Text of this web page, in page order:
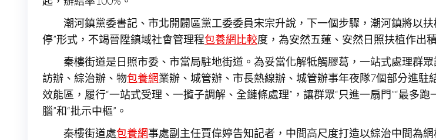
潮河鎮黨委書記、市北開闢區黨工委委員宋宗升說，下一個步驟，潮河鎮將以
停”形式，不竭晉陞鎮域社會管理程包養網比較度，為安然五蓮、安然日照扶植作出
秦樓街道是日照市委、市當局駐地街道。為妥當化解牴觸膠葛，一站式處理群
訪辦、綜治辦、物包養網業辦、城管辦、市長熱線辦、城管辦事年夜隊7個部分進
效能區，履行“一站式受理、一攬子調解、全鏈條處理”，讓群眾“只進一扇門”“最多
腦”和“批示中樞”。
秦樓街道處包養網事處副主任賈偉婷告知記者，中間高尺度打造以綜治中間為